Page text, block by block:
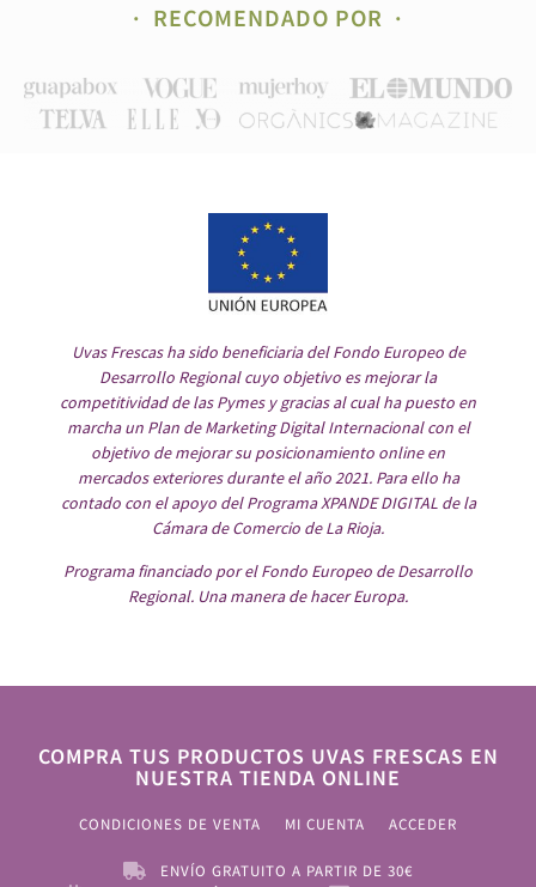
RECOMENDADO POR
Uvas Frescas ha sido beneficiaria del Fondo Europeo de
Desarrollo Regional cuyo objetivo es mejorar la
competitividad de las Pymes y gracias al cual ha puesto en
marcha un Plan de Marketing Digital Internacional con el
objetivo de mejorar su posicionamiento online en
mercados exteriores durante el año 2021. Para ello ha
contado con el apoyo del Programa XPANDE DIGITAL de la
Cámara de Comercio de La Rioja.
Programa financiado por el Fondo Europeo de Desarrollo
Regional. Una manera de hacer Europa.
COMPRA TUS PRODUCTOS UVAS FRESCAS EN
NUESTRA TIENDA ONLINE
CONDICIONES DE VENTA MI CUENTA ACCEDER
ENVÍO GRATUITO A PARTIR DE 30€